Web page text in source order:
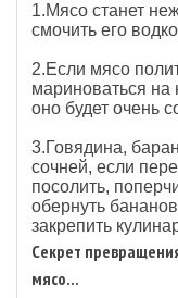
1.Мясо станет
смочить его
2.Если мясо
мариноваться
оно будет очень
3.Говядина,
сочней, если
посолить,
обернуть
закрепить
Секрет
мясо...